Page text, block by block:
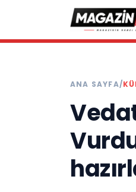
ANA SAYFA/